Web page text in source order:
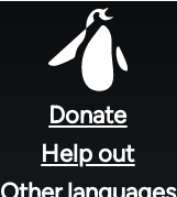
Donate
Help out